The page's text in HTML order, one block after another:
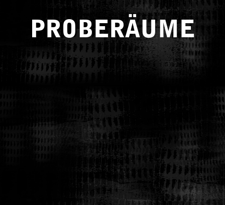
PROBERÄUME